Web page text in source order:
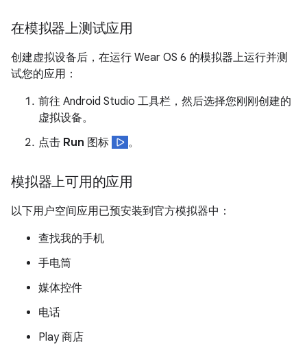
在模拟器上测试应用
创建虚拟设备后，在运行 Wear OS 6 的模拟器上运行并测
试您的应用：
前往 Android Studio 工具栏，然后选择您刚刚创建的
虚拟设备。
点击 Run 图标 。
模拟器上可用的应用
以下用户空间应用已预安装到官方模拟器中：
查找我的手机
手电筒
媒体控件
电话
Play 商店